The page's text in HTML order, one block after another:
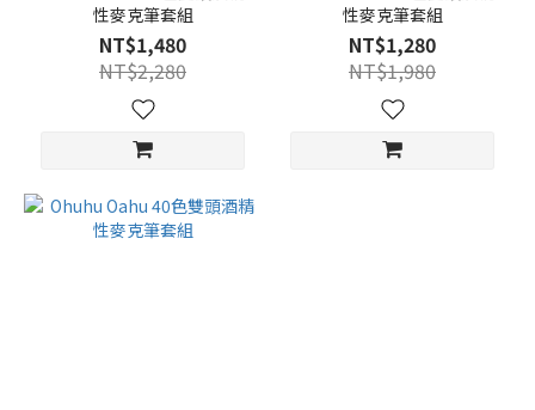
性麥克筆套組
NT$1,480
NT$2,280
性麥克筆套組
NT$1,280
NT$1,980